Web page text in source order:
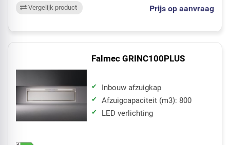
Prijs op aanvraag
Vergelijk product
Falmec GRINC100PLUS
Inbouw afzuigkap
Afzuigcapaciteit (m3): 800
LED verlichting